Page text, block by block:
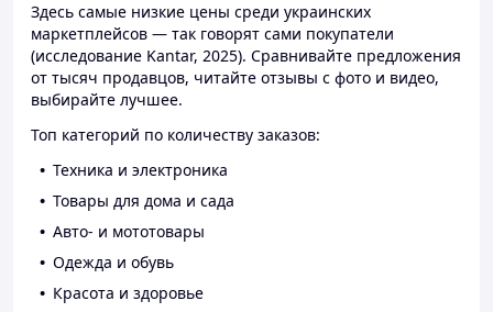
Здесь самые низкие цены среди украинских
маркетплейсов — так говорят сами покупатели
(исследование Kantar, 2025). Сравнивайте предложения
от тысяч продавцов, читайте отзывы с фото и видео,
выбирайте лучшее.
Топ категорий по количеству заказов:
Техника и электроника
Товары для дома и сада
Авто- и мототовары
Одежда и обувь
Красота и здоровье